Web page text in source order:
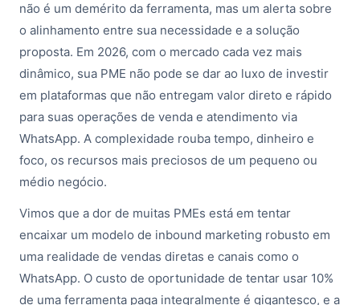
não é um demérito da ferramenta, mas um alerta sobre
o alinhamento entre sua necessidade e a solução
proposta. Em 2026, com o mercado cada vez mais
dinâmico, sua PME não pode se dar ao luxo de investir
em plataformas que não entregam valor direto e rápido
para suas operações de venda e atendimento via
WhatsApp. A complexidade rouba tempo, dinheiro e
foco, os recursos mais preciosos de um pequeno ou
médio negócio.
Vimos que a dor de muitas PMEs está em tentar
encaixar um modelo de inbound marketing robusto em
uma realidade de vendas diretas e canais como o
WhatsApp. O custo de oportunidade de tentar usar 10%
de uma ferramenta paga integralmente é gigantesco, e a